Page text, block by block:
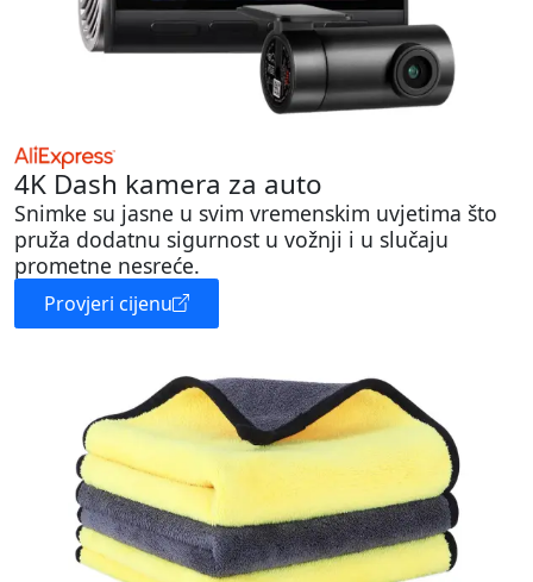
4K Dash kamera za auto
Snimke su jasne u svim vremenskim uvjetima što
pruža dodatnu sigurnost u vožnji i u slučaju
prometne nesreće.
Provjeri cijenu